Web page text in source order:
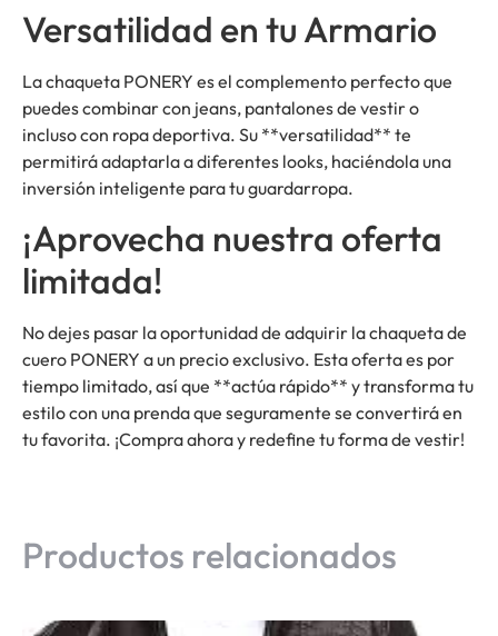
Versatilidad en tu Armario
La chaqueta PONERY es el complemento perfecto que
puedes combinar con jeans, pantalones de vestir o
incluso con ropa deportiva. Su **versatilidad** te
permitirá adaptarla a diferentes looks, haciéndola una
inversión inteligente para tu guardarropa.
¡Aprovecha nuestra oferta
limitada!
No dejes pasar la oportunidad de adquirir la chaqueta de
cuero PONERY a un precio exclusivo. Esta oferta es por
tiempo limitado, así que **actúa rápido** y transforma tu
estilo con una prenda que seguramente se convertirá en
tu favorita. ¡Compra ahora y redefine tu forma de vestir!
Productos relacionados